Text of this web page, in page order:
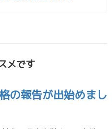
メです
の報告が出始めまし